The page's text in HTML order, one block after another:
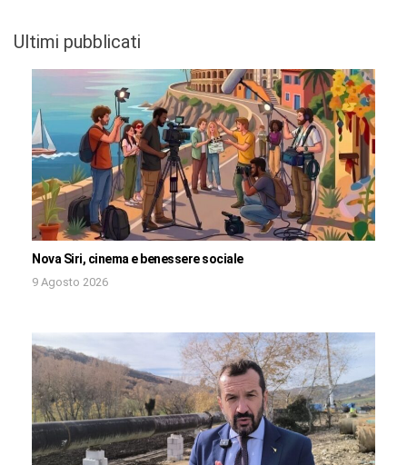
Ultimi pubblicati
Nova Siri, cinema e benessere sociale
9 Agosto 2026